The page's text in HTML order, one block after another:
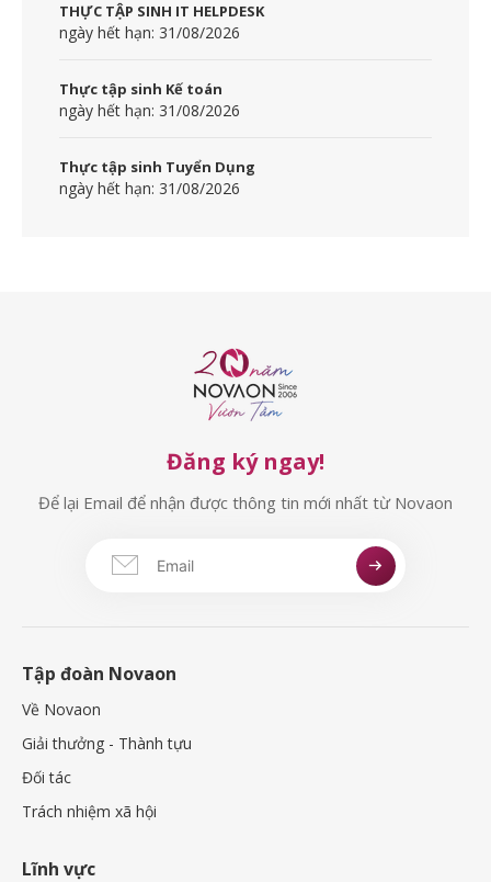
THỰC TẬP SINH IT HELPDESK
ngày hết hạn: 31/08/2026
Thực tập sinh Kế toán
ngày hết hạn: 31/08/2026
Thực tập sinh Tuyển Dụng
ngày hết hạn: 31/08/2026
Đăng ký ngay!
Để lại Email để nhận được thông tin mới nhất từ Novaon
Tập đoàn Novaon
Về Novaon
Giải thưởng - Thành tựu
Đối tác
Trách nhiệm xã hội
Lĩnh vực